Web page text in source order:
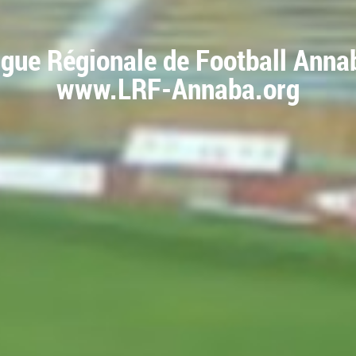
Régionale de Football
www.LRF-Annaba.org